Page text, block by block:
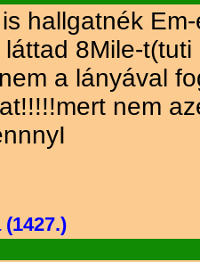
hallgatnék
8Mile-
a lányával
nem